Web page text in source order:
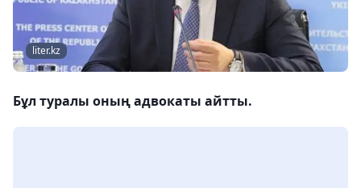
liter.kz
Бұл туралы оның адвокаты айтты.